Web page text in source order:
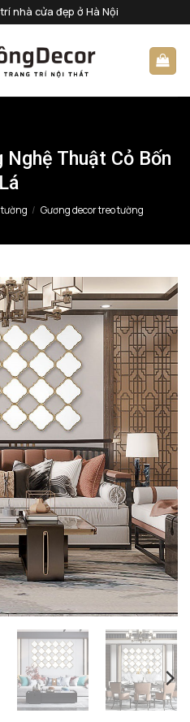
nhà cửa đẹp ở Hà Nội
Thuật Cỏ Bốn
Lá
/ Gương decor treo tường